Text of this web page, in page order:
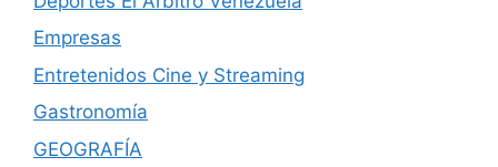
Empresas
Entretenidos Cine y Streaming
Gastronomía
GEOGRAFÍA